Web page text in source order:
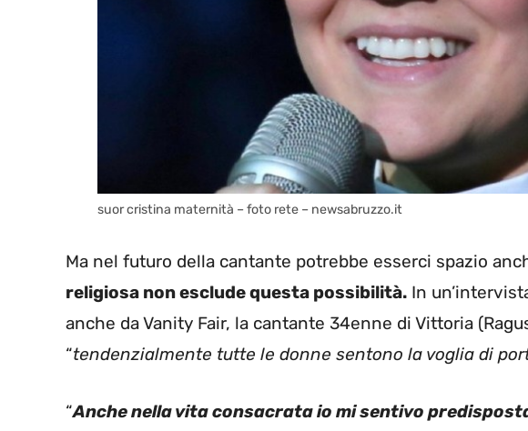
suor cristina maternità – foto rete – newsabruzzo.it
Ma nel futuro della cantante potrebbe esserci spazio
religiosa non esclude questa possibilità. In
anche da Vanity Fair, la cantante 34enne di Vittoria
“tendenzialmente tutte le donne sentono la voglia di
“Anche nella vita consacrata io mi sentivo